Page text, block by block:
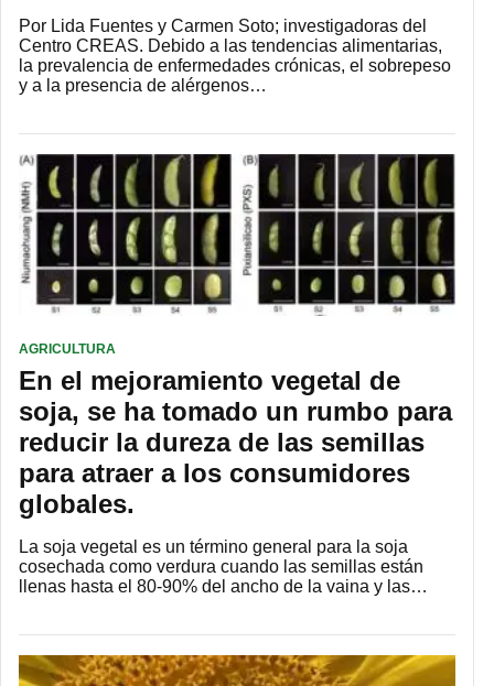
Por Lida Fuentes y Carmen Soto; investigadoras del
Centro CREAS. Debido a las tendencias alimentarias,
la prevalencia de enfermedades crónicas, el sobrepeso
y a la presencia de alérgenos…
AGRICULTURA
En el mejoramiento vegetal de
soja, se ha tomado un rumbo para
reducir la dureza de las semillas
para atraer a los consumidores
globales.
La soja vegetal es un término general para la soja
cosechada como verdura cuando las semillas están
llenas hasta el 80-90% del ancho de la vaina y las…